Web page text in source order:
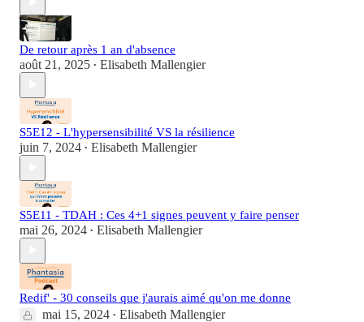
De retour après 1 an d'absence
août 21, 2025 • Elisabeth Mallengier
S5E12 - L'hypersensibilité VS la résilience
juin 7, 2024 • Elisabeth Mallengier
S5E11 - TDAH : Ces 4+1 signes peuvent y faire penser
mai 26, 2024 • Elisabeth Mallengier
Redif' - 30 conseils que j'aurais aimé qu'on me donne
mai 15, 2024 • Elisabeth Mallengier